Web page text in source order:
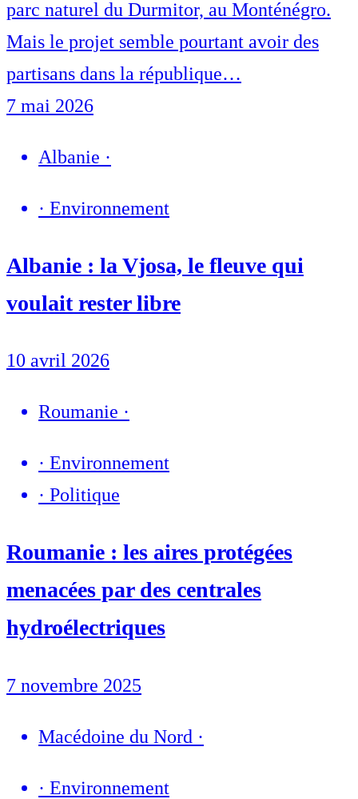
parc naturel du Durmitor, au Monténégro.
Mais le projet semble pourtant avoir des
partisans dans la république…
7 mai 2026
Albanie ·
· Environnement
Albanie : la Vjosa, le fleuve qui
voulait rester libre
10 avril 2026
Roumanie ·
· Environnement
· Politique
Roumanie : les aires protégées
menacées par des centrales
hydroélectriques
7 novembre 2025
Macédoine du Nord ·
· Environnement